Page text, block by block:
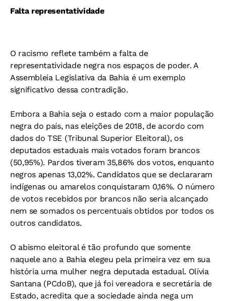
Falta representatividade
O racismo reflete também a falta de
representatividade negra nos espaços de poder. A
Assembleia Legislativa da Bahia é um exemplo
significativo dessa contradição.
Embora a Bahia seja o estado com a maior população
negra do país, nas eleições de 2018, de acordo com
dados do TSE (Tribunal Superior Eleitoral), os
deputados estaduais mais votados foram brancos
(50,95%). Pardos tiveram 35,86% dos votos, enquanto
negros apenas 13,02%. Candidatos que se declararam
indígenas ou amarelos conquistaram 0,16%. O número
de votos recebidos por brancos não seria alcançado
nem se somados os percentuais obtidos por todos os
outros candidatos.
O abismo eleitoral é tão profundo que somente
naquele ano a Bahia elegeu pela primeira vez em sua
história uma mulher negra deputada estadual. Olívia
Santana (PCdoB), que já foi vereadora e secretária de
Estado, acredita que a sociedade ainda nega um